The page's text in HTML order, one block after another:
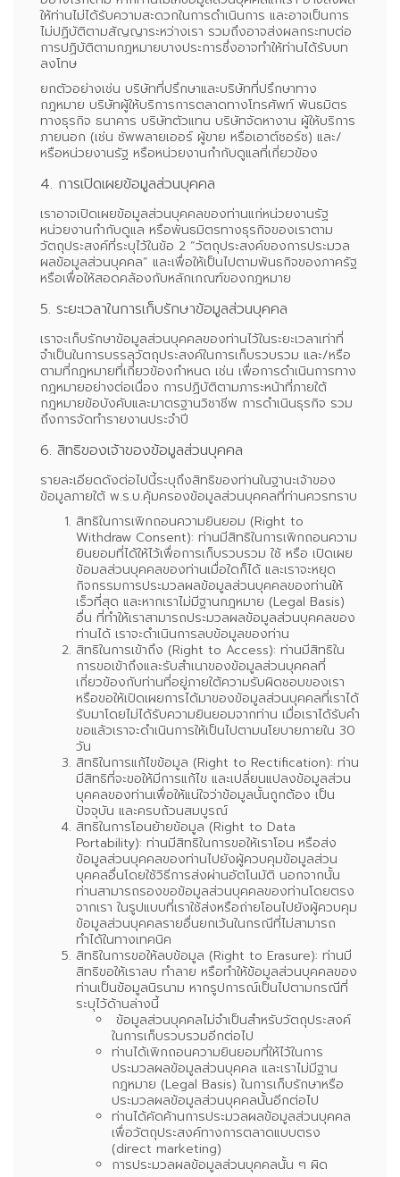
ให้ท่านไม่ได้รับความสะดวกในการดำเนินการ และอาจเป็นการ
ไม่ปฏิบัติตามสัญญาระหว่างเรา รวมถึงอาจส่งผลกระทบต่อ
การปฏิบัติตามกฎหมายบางประการซึ่งอาจทำให้ท่านได้รับบท
ลงโทษ
ยกตัวอย่างเช่น บริษัทที่ปรึกษาและบริษัทที่ปรึกษาทาง
กฎหมาย บริษัทผู้ให้บริการการตลาดทางโทรศัพท์ พันธมิตร
ทางธุรกิจ ธนาคาร บริษัทตัวแทน บริษัทจัดหางาน ผู้ให้บริการ
ภายนอก (เช่น ซัพพลายเออร์ ผู้ขาย หรือเอาต์ซอร์ซ) และ/
หรือหน่วยงานรัฐ หรือหน่วยงานกำกับดูแลที่เกี่ยวข้อง
4. การเปิดเผยข้อมูลส่วนบุคคล
เราอาจเปิดเผยข้อมูลส่วนบุคคลของท่านแก่หน่วยงานรัฐ
หน่วยงานกำกับดูแล หรือพันธมิตรทางธุรกิจของเราตาม
วัตถุประสงค์ที่ระบุไว้ในข้อ 2 “วัตถุประสงค์ของการประมวล
ผลข้อมูลส่วนบุคคล” และเพื่อให้เป็นไปตามพันธกิจของภาครัฐ
หรือเพื่อให้สอดคล้องกับหลักเกณฑ์ของกฎหมาย
5. ระยะเวลาในการเก็บรักษาข้อมูลส่วนบุคคล
เราจะเก็บรักษาข้อมูลส่วนบุคคลของท่านไว้ในระยะเวลาเท่าที่
จำเป็นในการบรรลุวัตถุประสงค์ในการเก็บรวบรวม และ/หรือ
ตามที่กฎหมายที่เกี่ยวข้องกำหนด เช่น เพื่อการดำเนินการทาง
กฎหมายอย่างต่อเนื่อง การปฏิบัติตามภาระหน้าที่ภายใต้
กฎหมายข้อบังคับและมาตรฐานวิชาชีพ การดำเนินธุรกิจ รวม
ถึงการจัดทำรายงานประจำปี
6. สิทธิของเจ้าของข้อมูลส่วนบุคคล
รายละเอียดดังต่อไปนี้ระบุถึงสิทธิของท่านในฐานะเจ้าของ
ข้อมูลภายใต้ พ.ร.บ.คุ้มครองข้อมูลส่วนบุคคลที่ท่านควรทราบ
สิทธิในการเพิกถอนความยินยอม (Right to
Withdraw Consent): ท่านมีสิทธิในการเพิกถอนความ
ยินยอมที่ได้ให้ไว้เพื่อการเก็บรวบรวม ใช้ หรือ เปิดเผย
ข้อมลส่วนบุคคลของท่านเมื่อใดก็ได้ และเราจะหยุด
กิจกรรมการประมวลผลข้อมูลส่วนบุคคลของท่านให้
เร็วที่สุด และหากเราไม่มีฐานกฎหมาย (Legal Basis)
อื่น ที่ทำให้เราสามารถประมวลผลข้อมูลส่วนบุคคลของ
ท่านได้ เราจะดำเนินการลบข้อมูลของท่าน
สิทธิในการเข้าถึง (Right to Access): ท่านมีสิทธิใน
การขอเข้าถึงและรับสำเนาของข้อมูลส่วนบุคคลที่
เกี่ยวข้องกับท่านที่อยู่ภายใต้ความรับผิดชอบของเรา
หรือขอให้เปิดเผยการได้มาของข้อมูลส่วนบุคคลที่เราได้
รับมาโดยไม่ได้รับความยินยอมจากท่าน เมื่อเราได้รับคำ
ขอแล้วเราจะดำเนินการให้เป็นไปตามนโยบายภายใน 30
วัน
สิทธิในการแก้ไขข้อมูล (Right to Rectification): ท่าน
มีสิทธิที่จะขอให้มีการแก้ไข และเปลี่ยนแปลงข้อมูลส่วน
บุคคลของท่านเพื่อให้แน่ใจว่าข้อมูลนั้นถูกต้อง เป็น
ปัจจุบัน และครบถ้วนสมบูรณ์
สิทธิในการโอนย้ายข้อมูล (Right to Data
Portability): ท่านมีสิทธิในการขอให้เราโอน หรือส่ง
ข้อมูลส่วนบุคคลของท่านไปยังผู้ควบคุมข้อมูลส่วน
บุคคลอื่นโดยใช้วิธีการส่งผ่านอัตโนมัติ นอกจากนั้น
ท่านสามารถรองขอข้อมูลส่วนบุคคลของท่านโดยตรง
จากเรา ในรูปแบบที่เราใช้ส่งหรือถ่ายโอนไปยังผู้ควบคุม
ข้อมูลส่วนบุคคลรายอื่นยกเว้นในกรณีที่ไม่สามารถ
ทำได้ในทางเทคนิค
สิทธิในการขอให้ลบข้อมูล (Right to Erasure): ท่านมี
สิทธิขอให้เราลบ ทำลาย หรือทำให้ข้อมูลส่วนบุคคลของ
ท่านเป็นข้อมูลนิรนาม หากรูปการณ์เป็นไปตามกรณีที่
ระบุไว้ด้านล่างนี้
ข้อมูลส่วนบุคคลไม่จำเป็นสำหรับวัตถุประสงค์
ในการเก็บรวบรวมอีกต่อไป
ท่านได้เพิกถอนความยินยอมที่ให้ไว้ในการ
ประมวลผลข้อมูลส่วนบุคคล และเราไม่มีฐาน
กฎหมาย (Legal Basis) ในการเก็บรักษาหรือ
ประมวลผลข้อมูลส่วนบุคคลนั้นอีกต่อไป
ท่านได้คัดค้านการประมวลผลข้อมูลส่วนบุคคล
เพื่อวัตถุประสงค์ทางการตลาดแบบตรง
(direct marketing)
การประมวลผลข้อมูลส่วนบุคคลนั้น ๆ ผิด